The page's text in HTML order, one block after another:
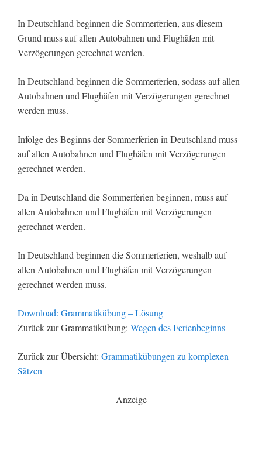
In Deutschland beginnen die Sommerferien, aus diesem
Grund muss auf allen Autobahnen und Flughäfen mit
Verzögerungen gerechnet werden.
In Deutschland beginnen die Sommerferien, sodass auf allen
Autobahnen und Flughäfen mit Verzögerungen gerechnet
werden muss.
Infolge des Beginns der Sommerferien in Deutschland muss
auf allen Autobahnen und Flughäfen mit Verzögerungen
gerechnet werden.
Da in Deutschland die Sommerferien beginnen, muss auf
allen Autobahnen und Flughäfen mit Verzögerungen
gerechnet werden.
In Deutschland beginnen die Sommerferien, weshalb auf
allen Autobahnen und Flughäfen mit Verzögerungen
gerechnet werden muss.
Download: Grammatikübung – Lösung
Zurück zur Grammatikübung: Wegen des Ferienbeginns
Zurück zur Übersicht: Grammatikübungen zu komplexen
Sätzen
Anzeige